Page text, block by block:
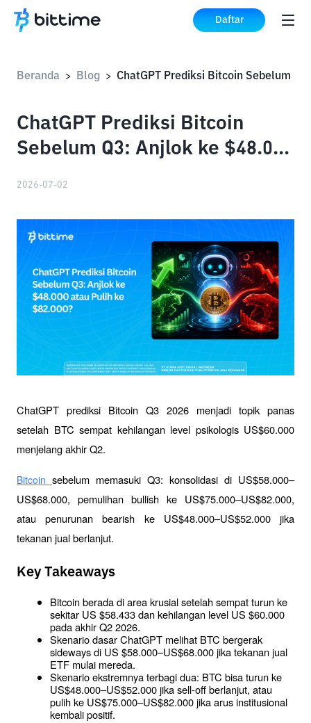
Daftar
Beranda > Blog >
ChatGPT Prediksi Bitcoin
Sebelum Q3: Anjlok ke $48.000
2026-07-02
ChatGPT prediksi Bitcoin Q3 2026 menjadi topik panas
setelah BTC sempat kehilangan level psikologis US$60.000
menjelang akhir Q2.
Bitcoin sebelum memasuki Q3: konsolidasi di US$58.000–
US$68.000, pemulihan bullish ke US$75.000–US$82.000,
atau penurunan bearish ke US$48.000–US$52.000 jika
tekanan jual berlanjut.
Key Takeaways
Bitcoin berada di area krusial setelah sempat turun ke
sekitar US $58.433 dan kehilangan level US $60.000
pada akhir Q2 2026.
Skenario dasar ChatGPT melihat BTC bergerak
sideways di US $58.000–US$68.000 jika tekanan jual
ETF mulai mereda.
Skenario ekstremnya terbagi dua: BTC bisa turun ke
US$48.000–US$52.000 jika sell-off berlanjut, atau
pulih ke US$75.000–US$82.000 jika arus institusional
kembali positif.